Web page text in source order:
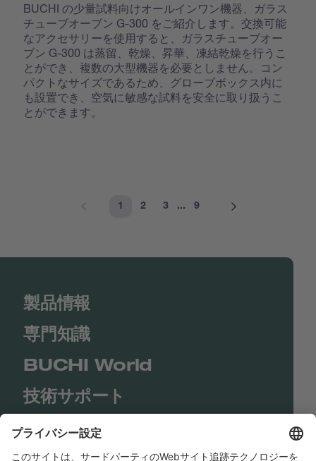
BUCHI の少量試料向けオールインワン機器、ガラス
チューブオーブン G-300 をご紹介します。交換可能
なアクセサリーを使用すると、ガラスチューブオー
ブン G-300 は蒸留、乾燥、昇華、凍結乾燥を行うこ
とができ、複数の大型機器を必要としません。コン
パクトなサイズであるため、グローブボックス内に
も設置でき、空気に敏感な試料を安全に取り扱うこ
とができます。
1 2 3 ... 9
製品情報
専門知識
BUCHI World
技術サポート
Shop